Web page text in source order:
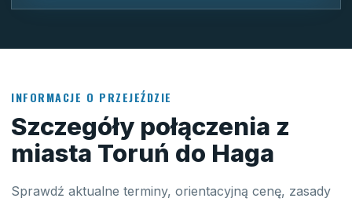
INFORMACJE O PRZEJEŹDZIE
Szczegóły połączenia z
miasta Toruń do Haga
Sprawdź aktualne terminy, orientacyjną cenę, zasady